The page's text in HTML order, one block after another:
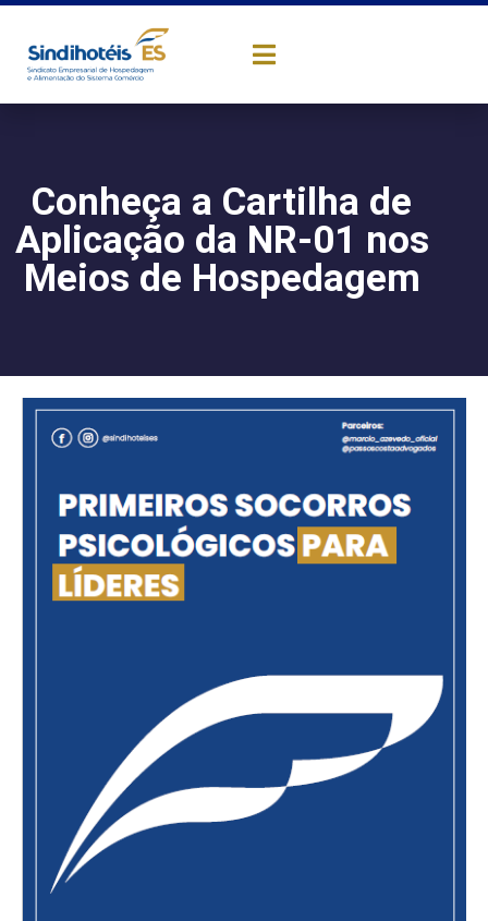
Conheça a Cartilha de
Aplicação da NR-01 nos
Meios de Hospedagem